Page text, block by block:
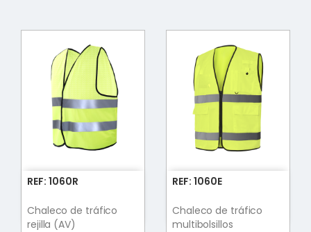
REF: 1060R
Chaleco de tráfico
rejilla (AV)
REF: 1060E
Chaleco de tráfico
multibolsillos